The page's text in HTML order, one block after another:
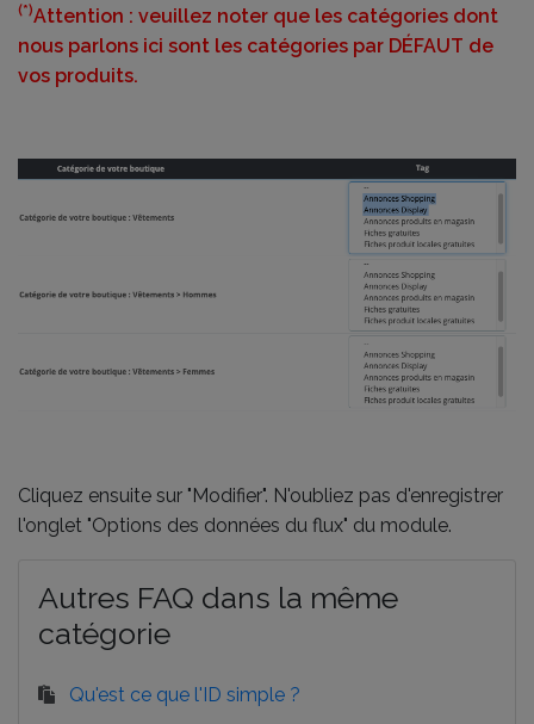
(*)Attention : veuillez noter que les catégories dont
nous parlons ici sont les catégories par DÉFAUT de
vos produits.
Cliquez ensuite sur "Modifier". N'oubliez pas d'enregistrer
l'onglet "Options des données du flux" du module.
Autres FAQ dans la même
catégorie
Qu'est ce que l'ID simple ?